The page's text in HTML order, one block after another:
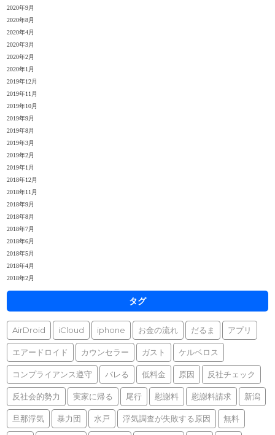
2020年9月
2020年8月
2020年4月
2020年3月
2020年2月
2020年1月
2019年12月
2019年11月
2019年10月
2019年9月
2019年8月
2019年3月
2019年2月
2019年1月
2018年12月
2018年11月
2018年9月
2018年8月
2018年7月
2018年6月
2018年5月
2018年4月
2018年2月
タグ
AirDroid iCloud iphone お金の流れ だるま アプリ
エアードロイド カウンセラー ガスト ケルベロス
コンプライアンス遵守 バレる 低料金 原因 反社チェック
反社会的勢力 実家に帰る 尾行 慰謝料 慰謝料請求 新潟
旦那浮気 暴力団 水戸 浮気調査が失敗する原因 無料